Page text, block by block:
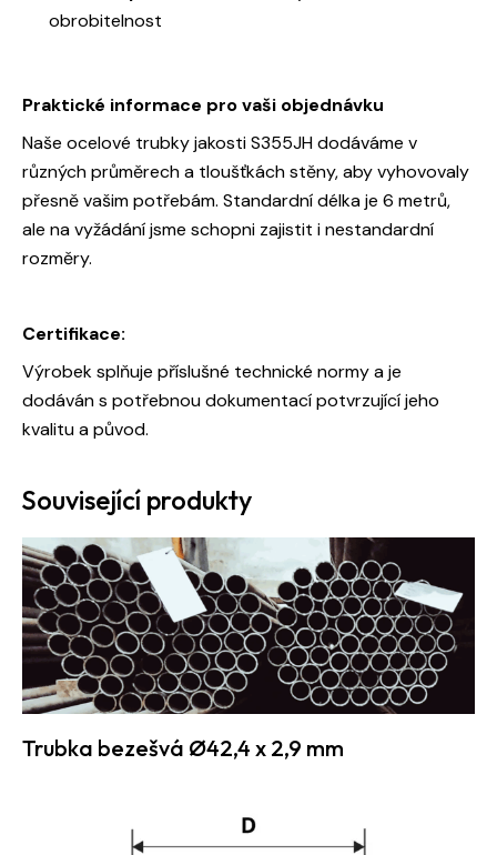
obrobitelnost
Praktické informace pro vaši objednávku
Naše ocelové trubky jakosti S355JH dodáváme v
různých průměrech a tloušťkách stěny, aby vyhovovaly
přesně vašim potřebám. Standardní délka je 6 metrů,
ale na vyžádání jsme schopni zajistit i nestandardní
rozměry.
Certifikace:
Výrobek splňuje příslušné technické normy a je
dodáván s potřebnou dokumentací potvrzující jeho
kvalitu a původ.
Související produkty
Trubka bezešvá Ø42,4 x 2,9 mm